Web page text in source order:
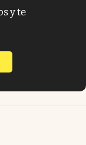
y te
en nueva pestaña